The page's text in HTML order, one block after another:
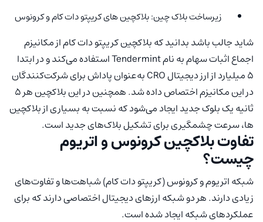
زیرساخت بلاک چین: بلاکچین های کریپتو دات کام و کرونوس
شاید جالب باشد بدانید که بلاکچین کریپتو دات کام از مکانیزم
اجماع اثبات سهام به نام Tendermint استفاده می‌کند و در ابتدا
5 میلیارد از ارز دیجیتال CRO به‌عنوان پاداش برای شرکت‌کنندگان
در این مکانیزم اختصاص داده شد. همچنین در این بلاکچین هر 5
ثانیه یک بلوک جدید ایجاد می‌شود که نسبت به بسیاری از بلاکچین
ها، سرعت چشمگیری برای تشکیل بلاک‌های جدید است.
تفاوت بلاکچین کرونوس و اتریوم
چیست؟
شبکه اتریوم و کرونوس (کریپتو دات کام) شباهت‌ها و تفاوت‌های
زیادی دارند. هر دو شبکه ارزهای دیجیتال اختصاصی دارند که برای
عملکردهای شبکه ایجاد شده است.